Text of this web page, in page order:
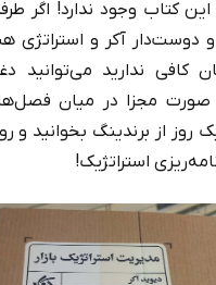
کتاب وجود ندارد! اگر
دوست‌دار آکر و استراتژی
کافی ندارید می‌توانید
صورت مجزا در میان
از برندینگ بخوانید و
استراتژیک!